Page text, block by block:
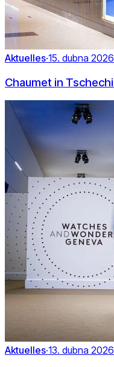
Aktuelles·15. dubna 2026
Chaumet in
Aktuelles·13. dubna 2026